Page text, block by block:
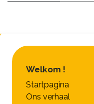
Welkom !
Startpagina
Ons verhaal